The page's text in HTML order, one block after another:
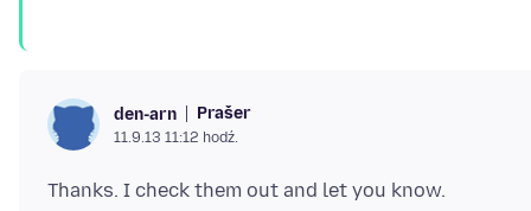
den-arn Prašer
11.9.13 11:12 hodź.